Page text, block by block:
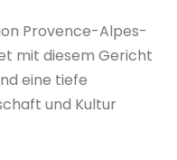
Provence-Alpes-
mit diesem Gericht
eine tiefe
und Kultur